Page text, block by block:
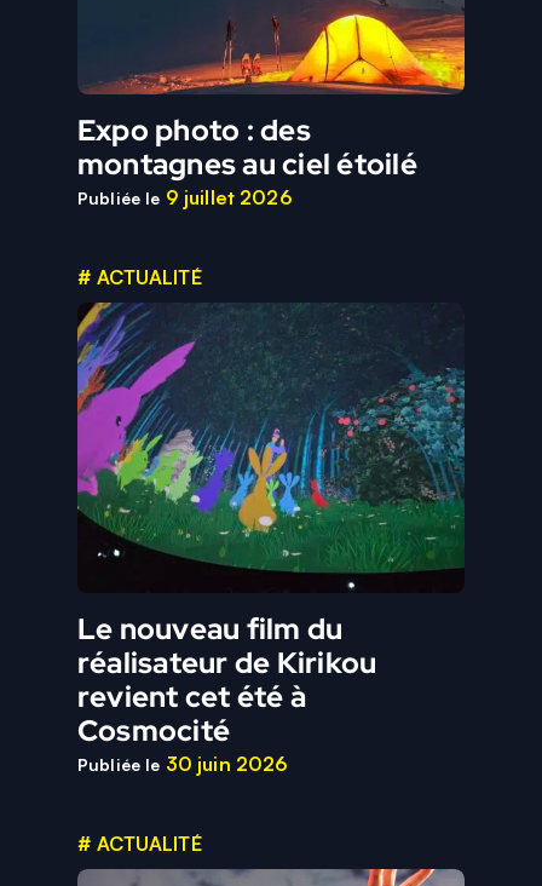
Expo photo : des
montagnes au ciel étoilé
Publiée le 9 juillet 2026
# ACTUALITÉ
Le nouveau film du
réalisateur de Kirikou
revient cet été à
Cosmocité
Publiée le 30 juin 2026
# ACTUALITÉ